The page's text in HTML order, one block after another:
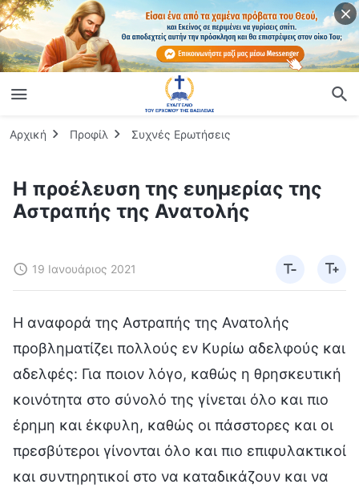
Αρχική Προφίλ Συχνές Ερωτήσεις
Η προέλευση της ευημερίας της
Αστραπής της Ανατολής
19 Ιανουάριος 2021
Η αναφορά της Αστραπής της Ανατολής
προβληματίζει πολλούς εν Κυρίω αδελφούς και
αδελφές: Για ποιον λόγο, καθώς η θρησκευτική
κοινότητα στο σύνολό της γίνεται όλο και πιο
έρημη και έκφυλη, καθώς οι πάσστορες και οι
πρεσβύτεροι γίνονται όλο και πιο επιφυλακτικοί
και συντηρητικοί στο να καταδικάζουν και να